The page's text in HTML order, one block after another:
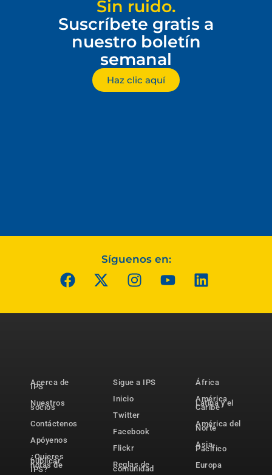
Sin ruido.
Suscríbete gratis a
nuestro boletín
semanal
Haz clic aquí
Síguenos en:
Acerca de
IPS
Nuestros
socios
Contáctenos
Apóyenos
¿Quieres
publicar
notas de
IPS?
Sigue a IPS
Inicio
Twitter
Facebook
Flickr
Reglas de
comunidad
África
América
Latina y el
Caribe
América del
Norte
Asia-
Pacífico
Europa